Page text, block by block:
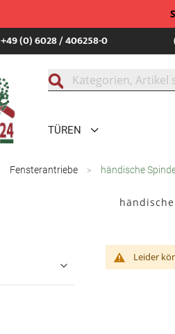
+49 (0) 6028 / 406258-0
TÜREN
Fensterantriebe händische
Leider